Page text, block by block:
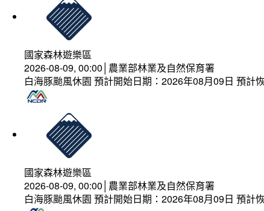
國家森林遊樂區
2026-08-09, 00:00│農業部林業及自然保育署
白海豚颱風休園 預計開始日期：2026年08月09日 預計
國家森林遊樂區
2026-08-09, 00:00│農業部林業及自然保育署
白海豚颱風休園 預計開始日期：2026年08月09日 預計